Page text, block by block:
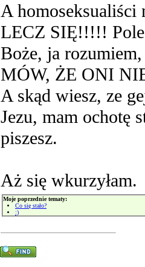
A homoseksualiści
LECZ SIĘ!!!!!
Boże, ja
MÓW, ŻE ONI
A skąd wiesz, ze
Jezu, mam ochotę
piszesz.
Aż się wkurzyłam.
Moje poprzednie tematy:
Co się stało?
:)